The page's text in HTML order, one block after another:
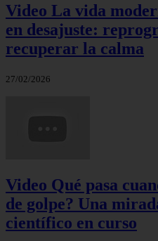
Video La vida
en desajuste:
recuperar la calma
27/02/2026
Video Qué pasa
de golpe? Una
científico en curso